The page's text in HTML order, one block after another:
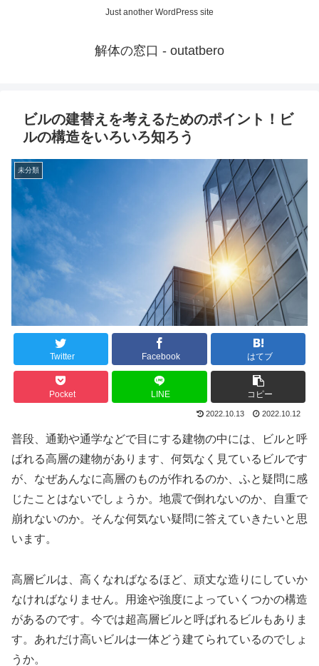
Just another WordPress site
解体の窓口 - outatbero
ビルの建替えを考えるためのポイント！ビ
ルの構造をいろいろ知ろう
未分類
Twitter Facebook はてブ
Pocket LINE コピー
2022.10.13 2022.10.12
普段、通勤や通学などで目にする建物の中には、ビルと呼
ばれる高層の建物があります、何気なく見ているビルです
が、なぜあんなに高層のものが作れるのか、ふと疑問に感
じたことはないでしょうか。地震で倒れないのか、自重で
崩れないのか。そんな何気ない疑問に答えていきたいと思
います。
高層ビルは、高くなればなるほど、頑丈な造りにしていか
なければなりません。用途や強度によっていくつかの構造
があるのです。今では超高層ビルと呼ばれるビルもありま
す。あれだけ高いビルは一体どう建てられているのでしょ
うか。